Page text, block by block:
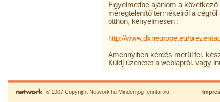
Figyelmedbe ajánlom a
méregtelenítő termékeiről a
otthon, kényelmesen :
http://www.dxneurope.eu/
Amennyiben kérdés merül fel,
Küldj üzenetet a weblapról, vagy
© 2007 Copyright Network.hu Minden jog fenntartva.